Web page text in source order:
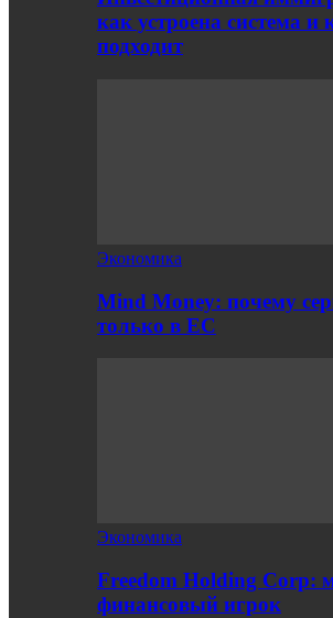
как устроена система и
подходит
Экономика
Mind Money: почему
только в ЕС
Экономика
Freedom Holding Corp:
финансовый игрок